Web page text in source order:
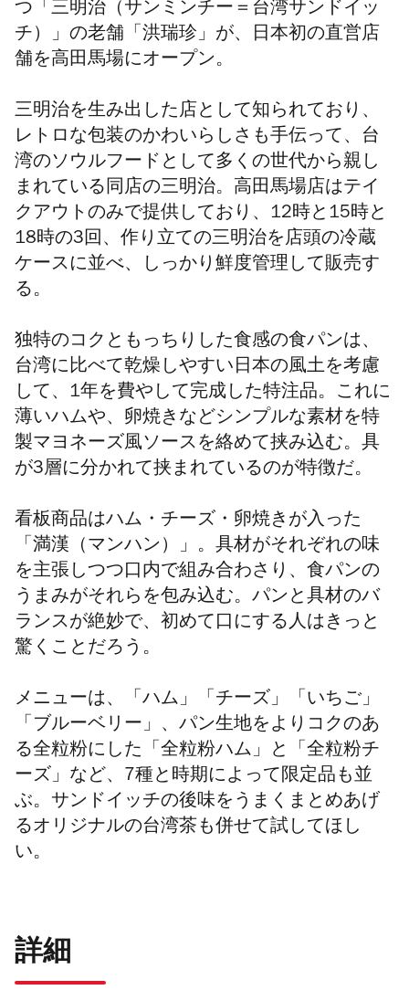
つ「三明治（サンミンチー＝台湾サンドイッ
チ）」の老舗「洪瑞珍」が、日本初の直営店
舗を高田馬場にオープン。
三明治を生み出した店として知られており、
レトロな包装のかわいらしさも手伝って、台
湾のソウルフードとして多くの世代から親し
まれている同店の三明治。高田馬場店はテイ
クアウトのみで提供しており、12時と15時と
18時の3回、作り立ての三明治を店頭の冷蔵
ケースに並べ、しっかり鮮度管理して販売す
る。
独特のコクともっちりした食感の食パンは、
台湾に比べて乾燥しやすい日本の風土を考慮
して、1年を費やして完成した特注品。これに
薄いハムや、卵焼きなどシンプルな素材を特
製マヨネーズ風ソースを絡めて挟み込む。具
が3層に分かれて挟まれているのが特徴だ。
看板商品はハム・チーズ・卵焼きが入った
「満漢（マンハン）」。具材がそれぞれの味
を主張しつつ口内で組み合わさり、食パンの
うまみがそれらを包み込む。パンと具材のバ
ランスが絶妙で、初めて口にする人はきっと
驚くことだろう。
メニューは、「ハム」「チーズ」「いちご」
「ブルーベリー」、パン生地をよりコクのあ
る全粒粉にした「全粒粉ハム」と「全粒粉チ
ーズ」など、7種と時期によって限定品も並
ぶ。サンドイッチの後味をうまくまとめあげ
るオリジナルの台湾茶も併せて試してほし
い。
詳細